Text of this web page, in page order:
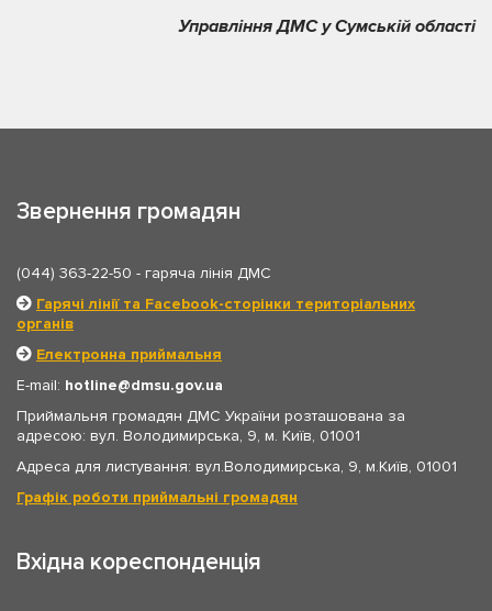
Управління ДМС у Сумській області
Звернення громадян
(044) 363-22-50 - гаряча лінія ДМС
Гарячі лінії та Facebook-сторінки територіальних
органів
Електронна приймальня
E-mail: hotline
dmsu.gov.ua
Приймальня громадян ДМС України розташована за
адресою: вул. Володимирська, 9, м. Київ, 01001
Адреса для листування: вул.Володимирська, 9, м.Київ, 01001
Графік роботи приймальні громадян
Вхідна кореспонденція